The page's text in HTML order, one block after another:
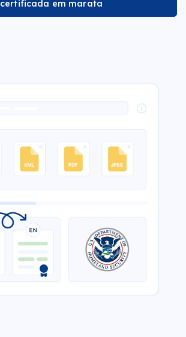
certificada em marata